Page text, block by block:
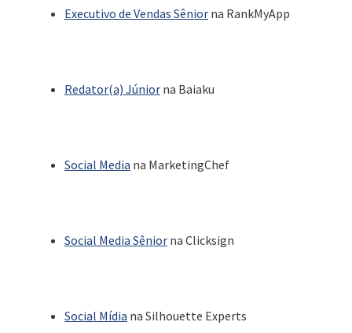
Executivo de Vendas Sênior na RankMyApp
Redator(a) Júnior na Baiaku
Social Media na MarketingChef
Social Media Sênior na Clicksign
Social Mídia na Silhouette Experts